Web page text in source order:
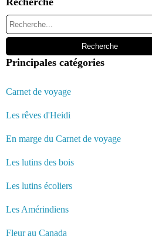
Principales catégories
Carnet de voyage
Les rêves d'Heidi
En marge du Carnet de voyage
Les lutins des bois
Les lutins écoliers
Les Amérindiens
Fleur au Canada